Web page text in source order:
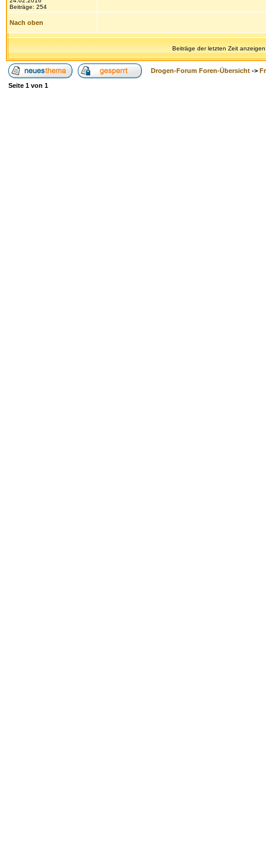
Beiträge: 254
Nach oben
Beiträge der letzten Zeit
Drogen-Forum Foren-Übersicht ->
Seite 1 von 1